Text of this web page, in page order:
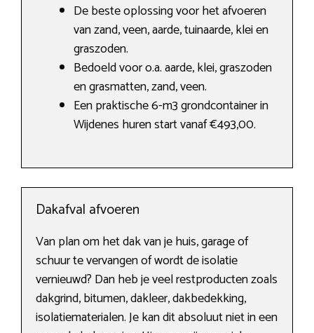
De beste oplossing voor het afvoeren
van zand, veen, aarde, tuinaarde, klei en
graszoden.
Bedoeld voor o.a. aarde, klei, graszoden
en grasmatten, zand, veen.
Een praktische 6-m3 grondcontainer in
Wijdenes huren start vanaf €493,00.
Dakafval afvoeren
Van plan om het dak van je huis, garage of
schuur te vervangen of wordt de isolatie
vernieuwd? Dan heb je veel restproducten zoals
dakgrind, bitumen, dakleer, dakbedekking,
isolatiematerialen. Je kan dit absoluut niet in een